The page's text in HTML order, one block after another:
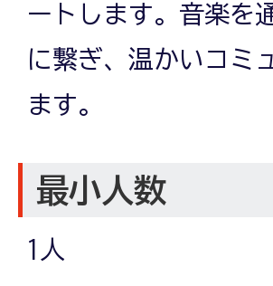
ートします。音楽を
に繋ぎ、温かいコミ
ます。
最小人数
1人